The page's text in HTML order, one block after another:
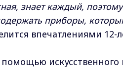
знает каждый,
приборы,
впечатлениями 12-
искусственного